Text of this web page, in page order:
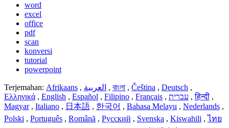
word
excel
office
pdf
scan
konversi
tutorial
powerpoint
Terjemahan: Afrikaans , العربية , বাংলা , Čeština , Deutsch ,
Ελληνικά , English , Español , Filipino , Français , עברית ,हिन्दी ,
Magyar , Italiano , 日本語 , 한국어 , Bahasa Melayu , Nederlands ,
Polski , Português , Română , Русский , Svenska , Kiswahili ,ไทย